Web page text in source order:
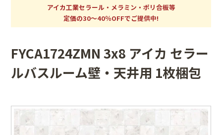
アイカ工業セラール・メラミン・ポリ合板等
定価の30～40％OFFでご提供中!
FYCA1724ZMN 3x8 アイカ セラー
ルバスルーム壁・天井用 1枚梱包